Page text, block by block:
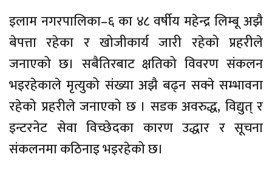
इलाम नगरपालिका–६ का ४८ वर्षीय महेन्द्र लिम्बू अझै
बेपत्ता रहेका र खोजीकार्य जारी रहेको प्रहरीले
जनाएको छ। सबैतिरबाट क्षतिको विवरण संकलन
भइरहेकाले मृत्युको संख्या अझै बढ्न सक्ने सम्भावना
रहेको प्रहरीले जनाएको छ । सडक अवरुद्ध, विद्युत् र
इन्टरनेट सेवा विच्छेदका कारण उद्धार र सूचना
संकलनमा कठिनाइ भइरहेको छ।